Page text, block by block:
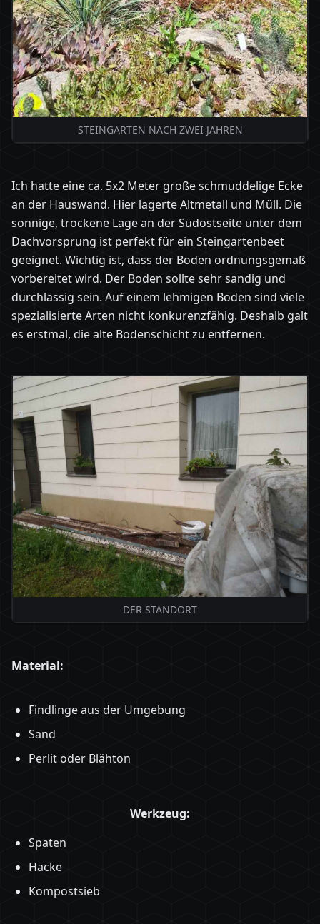
STEINGARTEN NACH ZWEI JAHREN
Ich hatte eine ca. 5x2 Meter große schmuddelige Ecke
an der Hauswand. Hier lagerte Altmetall und Müll. Die
sonnige, trockene Lage an der Südostseite unter dem
Dachvorsprung ist perfekt für ein Steingartenbeet
geeignet. Wichtig ist, dass der Boden ordnungsgemäß
vorbereitet wird. Der Boden sollte sehr sandig und
durchlässig sein. Auf einem lehmigen Boden sind viele
spezialisierte Arten nicht konkurenzfähig. Deshalb galt
es erstmal, die alte Bodenschicht zu entfernen.
DER STANDORT
Material:
Findlinge aus der Umgebung
Sand
Perlit oder Blähton
Werkzeug:
Spaten
Hacke
Kompostsieb